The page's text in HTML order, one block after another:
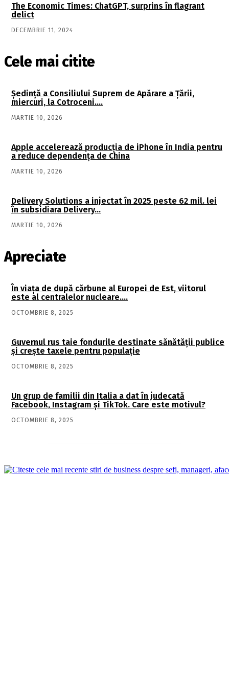
The Economic Times: ChatGPT, surprins în flagrant
delict
DECEMBRIE 11, 2024
Cele mai citite
Şedinţă a Consiliului Suprem de Apărare a Ţării,
miercuri, la Cotroceni….
MARTIE 10, 2026
Apple accelerează producția de iPhone în India pentru
a reduce dependența de China
MARTIE 10, 2026
Delivery Solutions a injectat în 2025 peste 62 mil. lei
în subsidiara Delivery…
MARTIE 10, 2026
Apreciate
În viaţa de după cărbune al Europei de Est, viitorul
este al centralelor nucleare….
OCTOMBRIE 8, 2025
Guvernul rus taie fondurile destinate sănătății publice
și crește taxele pentru populație
OCTOMBRIE 8, 2025
Un grup de familii din Italia a dat în judecată
Facebook, Instagram și TikTok. Care este motivul?
OCTOMBRIE 8, 2025